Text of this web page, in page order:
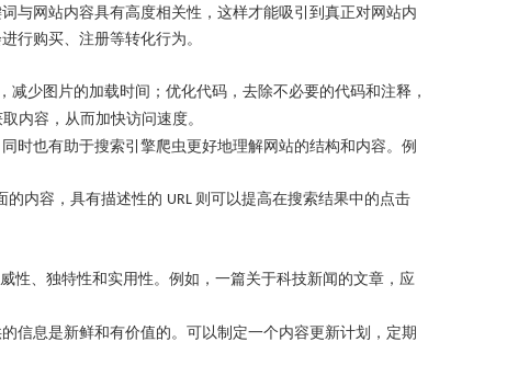
与网站内容具有高度相关性，这样才能吸引到真正对网站内
行购买、注册等转化行为。
少图片的加载时间；优化代码，去除不必要的代码和注释，
内容，从而加快访问速度。
时也有助于搜索引擎爬虫更好地理解网站的结构和内容。例
的内容，具有描述性的 URL 则可以提高在搜索结果中的点击
性、独特性和实用性。例如，一篇关于科技新闻的文章，应
信息是新鲜和有价值的。可以制定一个内容更新计划，定期